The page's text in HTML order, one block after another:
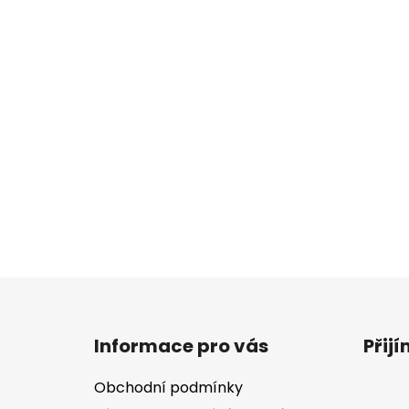
Informace pro vás
Obchodní podmínky